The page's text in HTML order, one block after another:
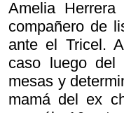
Amelia
compañero de
ante el Tricel.
caso luego
mesas y
mamá del ex